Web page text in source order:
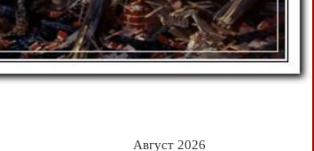
Август 2026